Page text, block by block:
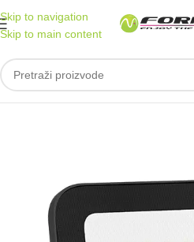
Skip to navigation
Skip to main content